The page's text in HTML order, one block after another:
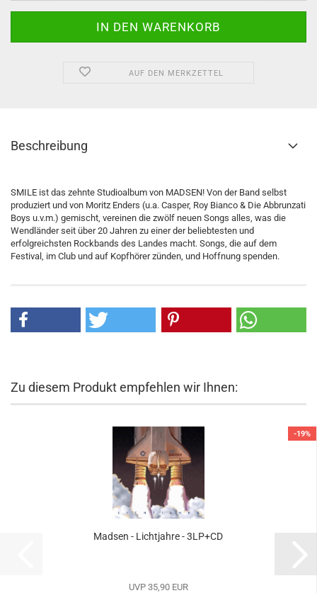
AUF DEN MERKZETTEL
Beschreibung
SMILE ist das zehnte Studioalbum von MADSEN! Von der Band selbst
produziert und von Moritz Enders (u.a. Casper, Roy Bianco & Die Abbrunzati
Boys u.v.m.) gemischt, vereinen die zwölf neuen Songs alles, was die
Wendländer seit über 20 Jahren zu einer der beliebtesten und
erfolgreichsten Rockbands des Landes macht. Songs, die auf dem
Festival, im Club und auf Kopfhörer zünden, und Hoffnung spenden.
Zu diesem Produkt empfehlen wir Ihnen:
-19%
Madsen - Lichtjahre - 3LP+CD
UVP 35,90 EUR